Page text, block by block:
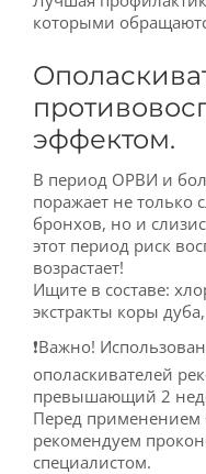
которыми
эффектом.
В период ОРВИ и
поражает не только
бронхов, но и
этот период риск
возрастает!
Ищите в составе:
экстракты коры
❗️Важно!
ополаскивателей
превышающий 2
Перед применением
рекомендуем
специалистом.